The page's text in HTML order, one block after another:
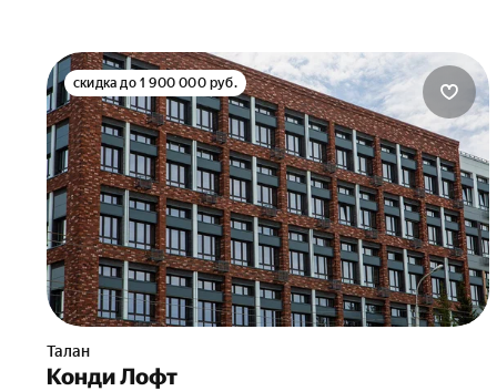
скидка до 1 900 000 руб.
Талан
Конди Лофт